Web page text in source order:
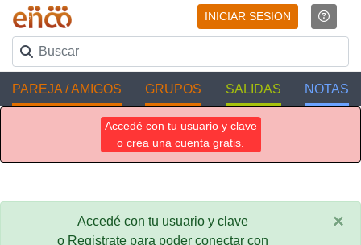
INICIAR SESION
PAREJA / AMIGOS GRUPOS SALIDAS NOTAS
Accedé con tu usuario y clave
o crea una cuenta gratis.
Accedé con tu usuario y clave
o Registrate para poder conectar con
×